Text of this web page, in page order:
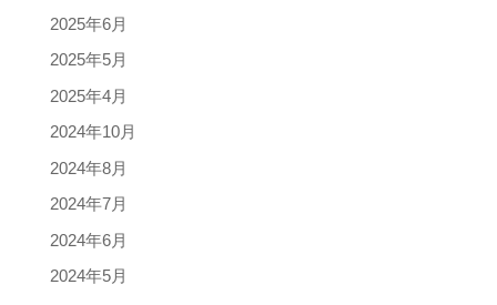
2025年6月
2025年5月
2025年4月
2024年10月
2024年8月
2024年7月
2024年6月
2024年5月